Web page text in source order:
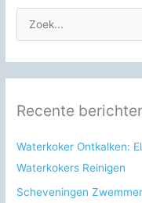
o
e
k
a
r
:
Recente
Waterkoker Ontkalken:
Waterkokers Reinigen
Scheveningen